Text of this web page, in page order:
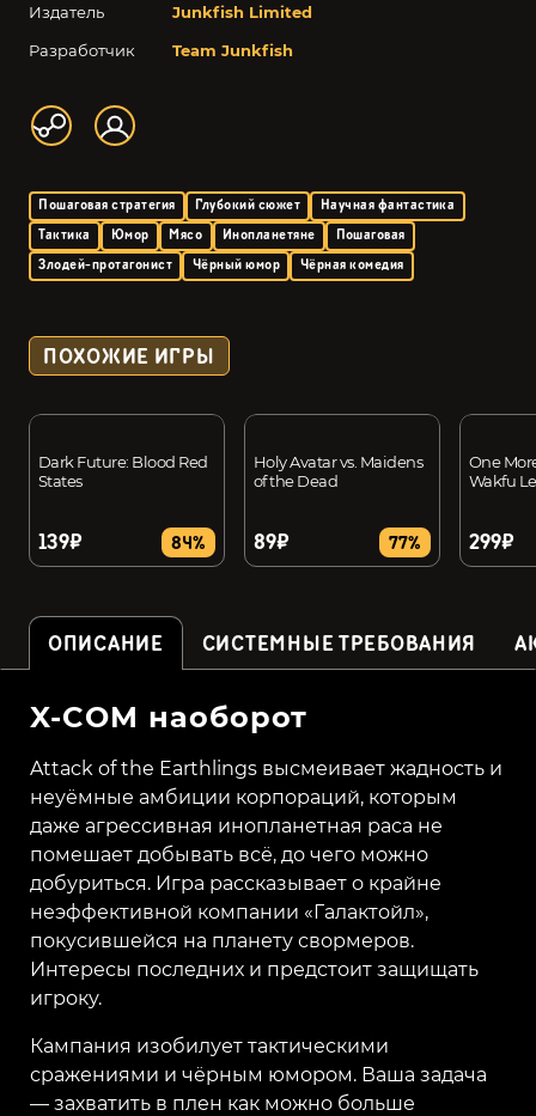
Издатель
Junkfish Limited
Разработчик
Team Junkfish
Пошаговая стратегия Глубокий сюжет
Научная фантастика
Тактика
Юмор Мясо Инопланетяне
Пошаговая
Злодей-протагонист
Чёрный юмор Чёрная комедия
ПОХОЖИЕ ИГРЫ
Dark Future: Blood Red
States
139₽ 84%
Holy Avatar vs. Maidens
of the Dead
89₽ 77%
One
Wakfu
299₽
ОПИСАНИЕ СИСТЕМНЫЕ ТРЕБОВАНИЯ
X-COM наоборот
Attack of the Earthlings высмеивает жадность и
неуёмные амбиции корпораций, которым
даже агрессивная инопланетная раса не
помешает добывать всё, до чего можно
добуриться. Игра рассказывает о крайне
неэффективной компании «Галактойл»,
покусившейся на планету свормеров.
Интересы последних и предстоит защищать
игроку.
Кампания изобилует тактическими
сражениями и чёрным юмором. Ваша задача
— захватить в плен как можно больше